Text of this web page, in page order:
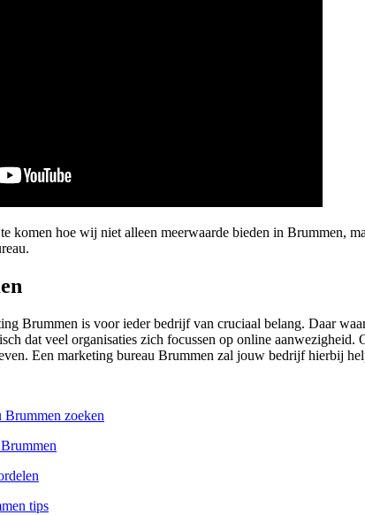
komen hoe wij niet alleen meerwaarde bieden in Brummen,
Brummen is voor ieder bedrijf van cruciaal belang. Daar
dat veel organisaties zich focussen op online
Een marketing bureau Brummen zal jouw bedrijf hierbij
zoeken
tips